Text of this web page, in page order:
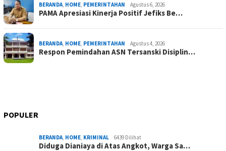
BERANDA HOME PEMERINTAHAN Agustus 6, 2026
PAMA Apresiasi Kinerja Positif Jefiks Be…
BERANDA HOME PEMERINTAHAN Agustus 4, 2026
Respon Pemindahan ASN Tersanski Disiplin…
POPULER
BERANDA HOME KRIMINAL 6439 Dilihat
Diduga Dianiaya di Atas Angkot, Warga Sa…